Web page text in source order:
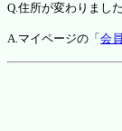
Q.住所が変わりました
A.マイページの「 会